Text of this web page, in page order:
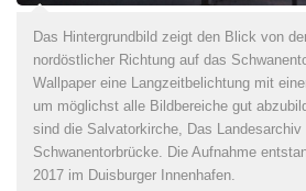
Das Hintergrundbild zeigt den Blick von
nordöstlicher Richtung auf das
Wallpaper eine Langzeitbelichtung mit
um möglichst alle Bildbereiche gut
sind die Salvatorkirche, Das Landesarchiv
Schwanentorbrücke. Die Aufnahme
2017 im Duisburger Innenhafen.